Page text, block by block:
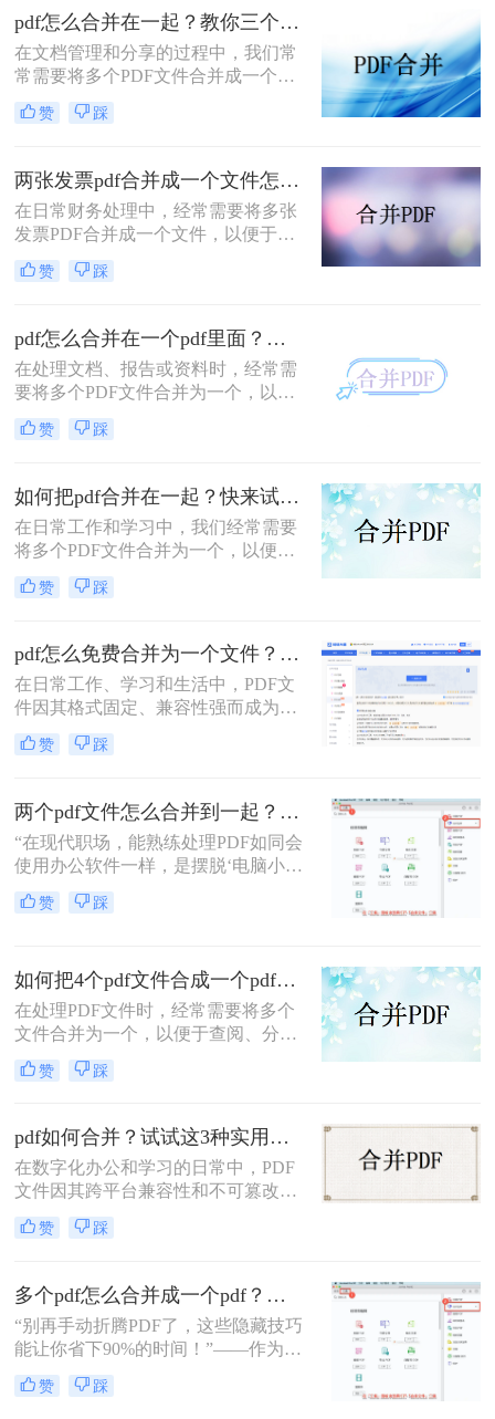
何合并pdf文件到一个pdf呢？本文将
介绍三种不同的方法来帮助您轻松地
将多个PDF文件合并成一个PDF文
件。
pdf怎么合并在一起？教你三个好用办法！
在文档管理和分享的过程中，我们常
常需要将多个PDF文件合并成一个单
一的文件，以简化发送、存储或打印
的过程。无论是为了创建综合报告、
握pdf怎么合并在一起是一项非常实用
的技能。本文将介绍三种不同的PDF
合并方法。
赞 踩
两张发票pdf合并成一个文件怎么弄？掌握这3种方法轻松合并！
在日常财务处理中，经常需要将多张
发票PDF合并成一个文件，以便于归
档、分享或打印。那么两张发票pdf合
并成一个文件怎么弄呢？本文将介绍
的方法。
赞 踩
pdf怎么合并在一个pdf里面？这二种合并方法了解下！
在处理文档、报告或资料时，经常需
要将多个PDF文件合并为一个，以便
于查阅和管理。那么pdf怎么合并在一
个pdf里面呢？本文将介绍两种将多个
赞 踩
如何把pdf合并在一起？快来试试这3种合并方法！
在日常工作和学习中，我们经常需要
将多个PDF文件合并为一个，以便于
查阅和分享。那么如何把pdf合并在一
起呢？本文将介绍三种常用的PDF合
赞 踩
pdf怎么免费合并为一个文件？五种免费合并方法详解！
在日常工作、学习和生活中，PDF文
件因其格式固定、兼容性强而成为文
档交换的主流格式。然而，我们经常
遇到需要将多个PDF文件合并为一个
提交组合文档。虽然市面上有众多付
费软件提供PDF编辑功能，但免费方
案同样能高效完成任务。那么pdf怎么
免费合并为一个文件呢？本文将系统
介绍五种免费合并PDF文件的方法，
涵盖在线工具、桌面软件、命令行及
赞 踩
两个pdf文件怎么合并到一起？3分钟教会你5种专业方法，最后一招绝了！
“在现代职场，能熟练处理PDF如同会
使用办公软件一样，是摆脱‘电脑小
白’标签、提升个人效率的隐形核心竞
争力。”——小编“领导刚把项目合同
急的！”这样的场景，你是否熟悉？
赞 踩
如何把4个pdf文件合成一个pdf？这3种合成方法请务必学会！
在处理PDF文件时，经常需要将多个
文件合并为一个，以便于查阅、分享
或存储。那么如何把4个pdf文件合成
一个pdf呢？本文将介绍三种将4个
赞 踩
pdf如何合并？试试这3种实用合并方法！
在数字化办公和学习的日常中，PDF
文件因其跨平台兼容性和不可篡改性
而广受欢迎。然而，当需要处理多个
PDF文件时，将它们合并成一个文件
并呢？本文将介绍三种合并PDF文件
的方法。
赞 踩
多个pdf怎么合并成一个pdf？小编亲测高效方法大公开！
“别再手动折腾PDF了，这些隐藏技巧
能让你省下90%的时间！”——作为从
事电脑办公软件测评多年的博主，小
编经常收到读者关于PDF合并的求
赞 踩